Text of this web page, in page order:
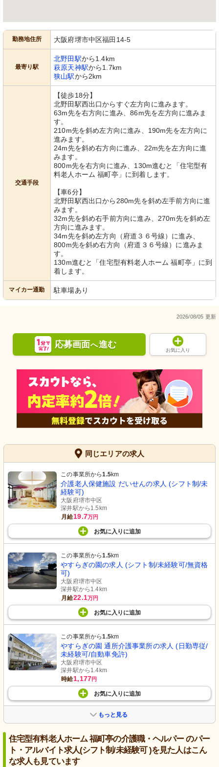
ゆったりした椅子とテーブルが備わる
くつろぎの一角です。壁には絵画も飾
られ、心温まる空間となっています。
リビング
交流が行われています。明るく開放的
な空間が特徴です。
勤務地住所 大阪府堺市中区福田14-5
最寄り駅
北野田駅から1.4km
萩原天神駅から1.7km
狭山駅から2km
交通手段
【徒歩18分】
北野田駅西出口からすぐ左方向に進みます。
63m先を右方向に進み、86m先を左方向に進みま
す。
210m先を斜め左方向に進み、190m先を左方向に
進みます。
24m先を斜め右方向に進み、22m先を左方向に進
みます。
800m先を右方向に進み、130m進むと「住宅型有
料老人ホーム 福町亭」に到着します。
【車6分】
北野田駅西出口から280m先を斜め左手前方向に進
みます。
32m先を斜め右手前方向に進み、270m先を斜め左
方向に進みます。
34m先を斜め左方向（府道３６号線）に進み、
800m先を斜め右方向（府道３６号線）に進みま
す。
130m進むと「住宅型有料老人ホーム 福町亭」に到
着します。
マイカー通勤 駐車場あり
2026/08/05 更新
応募画面へ進む
お気に入り
同じエリアの求人
この事業所から1.5km
介護老人保健施設 だいせんの求人 (シフト制/未
経験可)
大阪府堺市中区
深井駅から1.5km
月給19.7万円
お気に入り に追加
この事業所から1.5km
やすらぎの園の求人 (シフト制/未経験可/無資格
可)
大阪府堺市中区
深井駅から1.4km
月給22.1万円
お気に入り に追加
この事業所から1.5km
やすらぎの園 通所介護事業所の求人 (日勤専従/
未経験可/自動車免許)
大阪府堺市中区
深井駅から1.4km
時給1,177円
お気に入り に追加
もっと見る
住宅型有料老人ホーム 福町亭の介護職・ヘルパー のパー
ト・アルバイト求人(シフト制/未経験可 )を見た人はこん
な求人も見ています